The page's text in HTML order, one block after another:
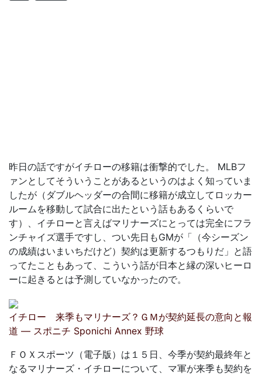
昨日の話ですがイチローの移籍は衝撃的でした。 MLBフ
ァンとしてそういうことがあるというのはよく知っていま
したが（ダブルヘッダーの合間に移籍が成立してロッカー
ルームを移動して試合に出たという話もあるくらいで
す）、イチローと言えばマリナーズにとっては完全にフラ
ンチャイズ選手ですし、つい先日もGMが「（今シーズン
の成績はいまいちだけど）契約は更新するつもりだ」と語
ってたこともあって、こういう話が日本と縁の深いヒーロ
ーに起きるとは予測していなかったので。
イチロー 来季もマリナーズ？ＧＭが契約延長の意向と報
道 ― スポニチ Sponichi Annex 野球
ＦＯＸスポーツ（電子版）は１５日、今季が契約最終年と
なるマリナーズ・イチローについて、マ軍が来季も契約を